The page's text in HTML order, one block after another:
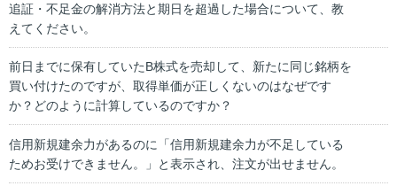
追証・不足金の解消方法と期日を超過した場合について、教
えてください。
前日までに保有していたB株式を売却して、新たに同じ銘柄を
買い付けたのですが、取得単価が正しくないのはなぜです
か？どのように計算しているのですか？
信用新規建余力があるのに「信用新規建余力が不足している
ためお受けできません。」と表示され、注文が出せません。